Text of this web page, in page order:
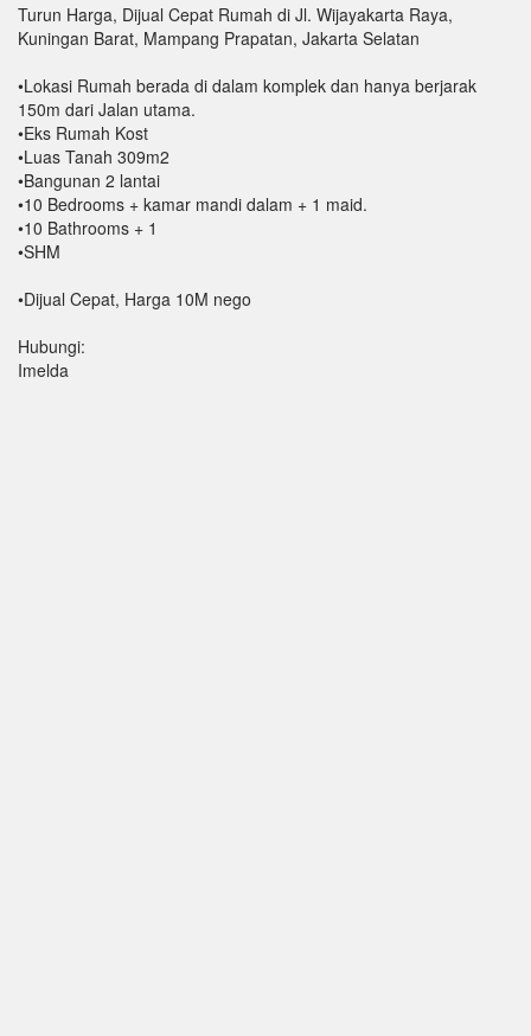
Turun Harga, Dijual Cepat Rumah di Jl. Wijayakarta Raya,
Kuningan Barat, Mampang Prapatan, Jakarta Selatan
•Lokasi Rumah berada di dalam komplek dan hanya berjarak
150m dari Jalan utama.
•Eks Rumah Kost
•Luas Tanah 309m2
•Bangunan 2 lantai
•10 Bedrooms + kamar mandi dalam + 1 maid.
•10 Bathrooms + 1
•SHM
•Dijual Cepat, Harga 10M nego
Hubungi:
Imelda